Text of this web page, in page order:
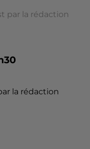
par la rédaction
la rédaction